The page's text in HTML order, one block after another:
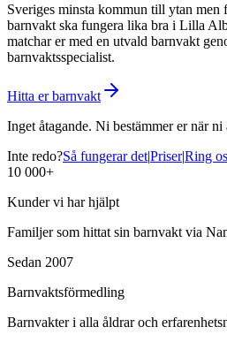
Sveriges minsta kommun till ytan
barnvakt ska fungera lika bra i Lilla
matchar er med en utvald barnvakt
barnvaktsspecialist.
Hitta er barnvakt
Inget åtagande. Ni bestämmer er när ni
Inte redo?Så fungerar det|Priser|Ring
10 000+
Kunder vi har hjälpt
Familjer som hittat sin barnvakt via
Sedan 2007
Barnvaktsförmedling
Barnvakter i alla åldrar och